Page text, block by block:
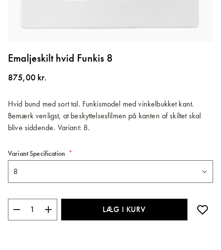
til
starten
billedgalleriet
Emaljeskilt hvid Funkis 8
875,00 kr.
Hvid bund med sort tal. Funkismodel med vinkelbukket kant.
Bemærk venligst, at beskyttelsesfilmen på kanten af skiltet skal
blive siddende. Variant: 8.
Variant Specification
LÆG I KURV